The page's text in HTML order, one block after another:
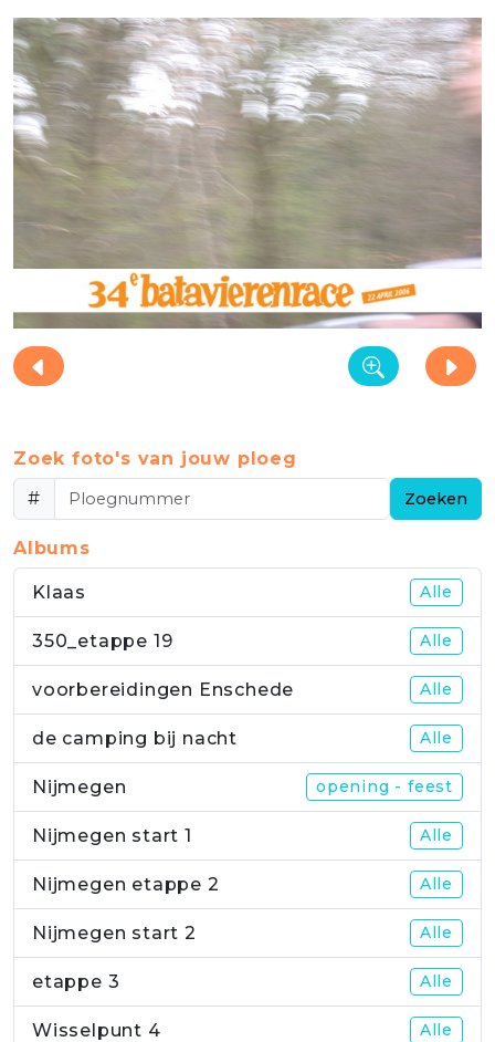
Zoek foto's van jouw ploeg
#
Zoeken
Albums
Klaas Alle
350_etappe 19 Alle
voorbereidingen Enschede Alle
de camping bij nacht Alle
Nijmegen opening - feest
Nijmegen start 1 Alle
Nijmegen etappe 2 Alle
Nijmegen start 2 Alle
etappe 3 Alle
Wisselpunt 4 Alle